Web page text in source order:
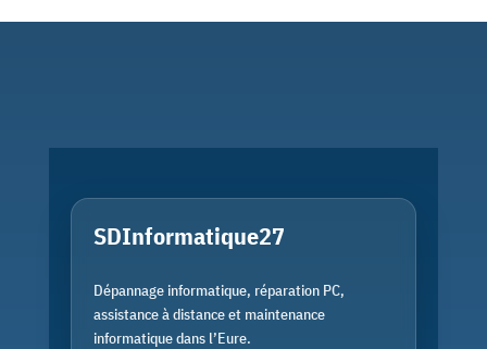
SDInformatique27
Dépannage informatique, réparation PC,
assistance à distance et maintenance
informatique dans l’Eure.